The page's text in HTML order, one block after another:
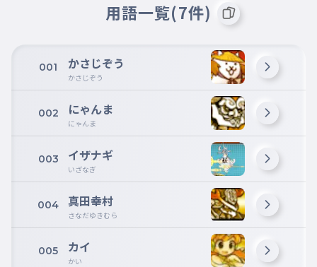
用語一覧(7件)
001 かさじぞう
かさじぞう
002 にゃんま
にゃんま
003 イザナギ
いざなぎ
004 真田幸村
さなだゆきむら
005 カイ
かい